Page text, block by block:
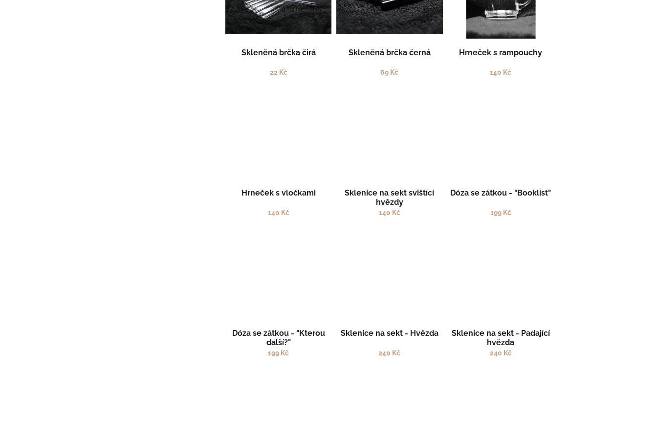
k
ů
s
p
o
Skleněná brčka čirá
22 Kč
Skleněná brčka černá
69 Kč
Hrneček s rampouchy
140 Kč
Hrneček s vločkami
140 Kč
Sklenice na sekt svištící
hvězdy
140 Kč
Dóza se zátkou - "Booklist"
199 Kč
Dóza se zátkou - "Kterou
další?"
199 Kč
Sklenice na sekt - Hvězda
240 Kč
Sklenice na sekt - Padající
hvězda
240 Kč